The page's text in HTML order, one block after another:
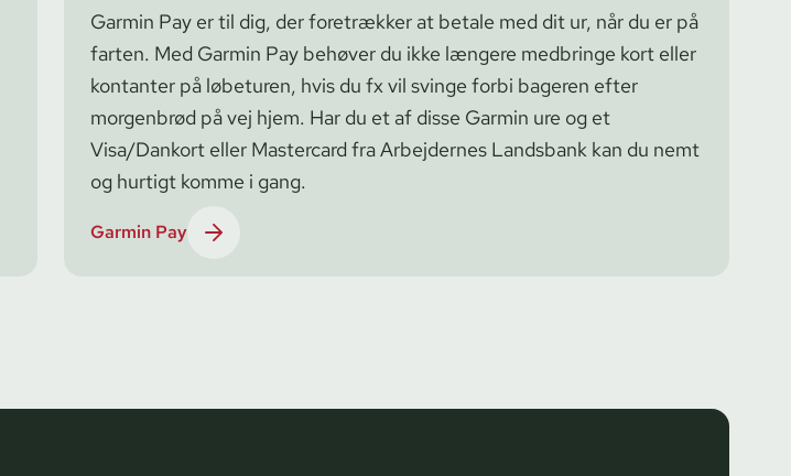
Garmin Pay er til dig, der foretrækker at betale med dit ur, når du er på
farten. Med Garmin Pay behøver du ikke længere medbringe kort eller
kontanter på løbeturen, hvis du fx vil svinge forbi bageren efter
morgenbrød på vej hjem. Har du et af disse Garmin ure og et
Visa/Dankort eller Mastercard fra Arbejdernes Landsbank kan du nemt
og hurtigt komme i gang.
Garmin Pay